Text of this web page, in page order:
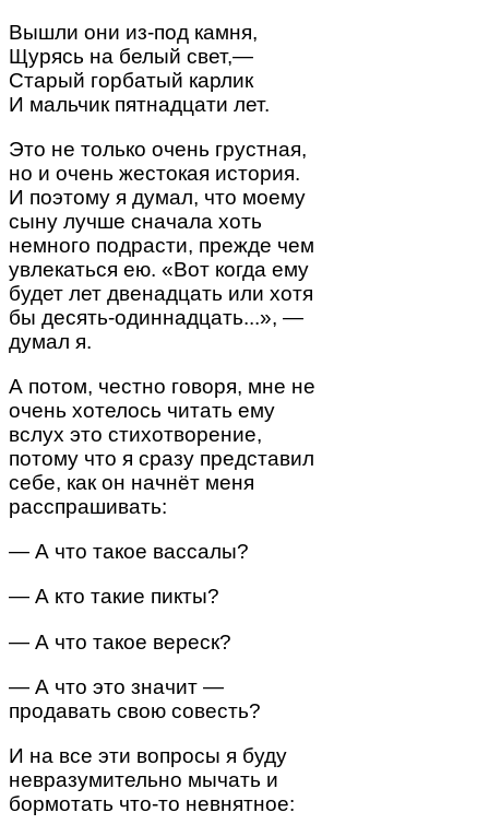
Вышли они из-под камня,
Щурясь на белый свет,—
Старый горбатый карлик
И мальчик пятнадцати лет.
Это не только очень грустная,
но и очень жестокая история.
И поэтому я думал, что моему
сыну лучше сначала хоть
немного подрасти, прежде чем
увлекаться ею. «Вот когда ему
будет лет двенадцать или хотя
бы десять-одиннадцать...», —
думал я.
А потом, честно говоря, мне не
очень хотелось читать ему
вслух это стихотворение,
потому что я сразу представил
себе, как он начнёт меня
расспрашивать:
— А что такое вассалы?
— А кто такие пикты?
— А что такое вереск?
— А что это значит —
продавать свою совесть?
И на все эти вопросы я буду
невразумительно мычать и
бормотать что-то невнятное: